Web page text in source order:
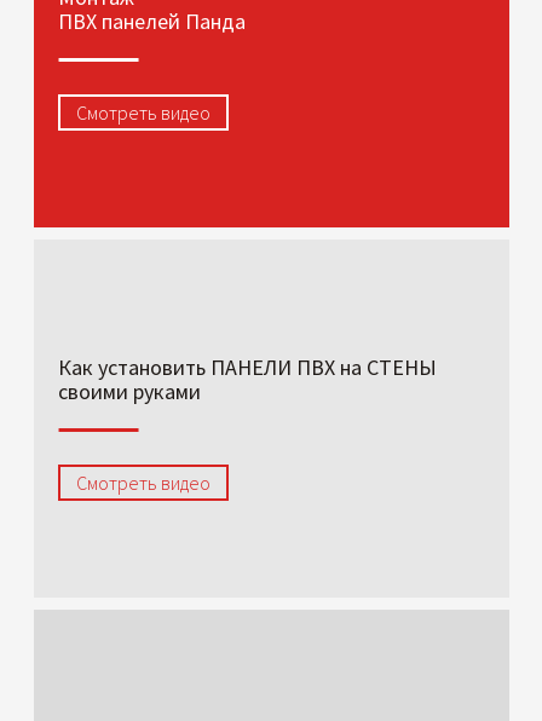
ПВХ панелей Панда
Смотреть видео
Как установить ПАНЕЛИ ПВХ на СТЕНЫ
своими руками
Смотреть видео